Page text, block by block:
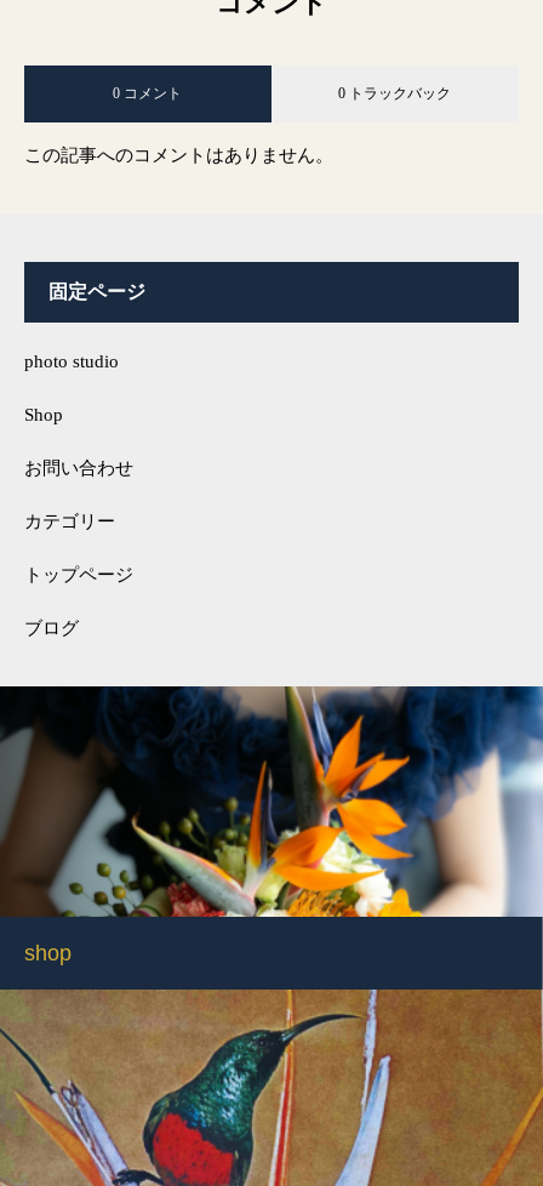
0 コメント 0 トラックバック
この記事へのコメントはありません。
固定ページ
photo studio
Shop
お問い合わせ
カテゴリー
トップページ
ブログ
shop